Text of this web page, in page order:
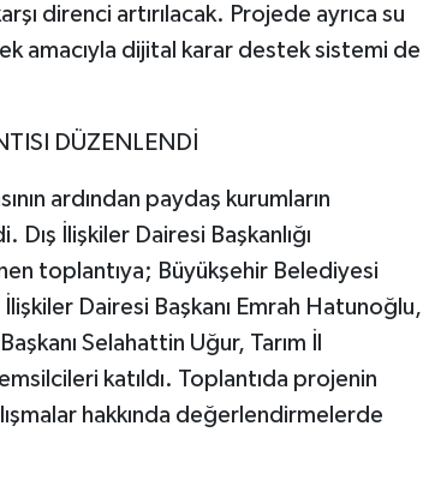
direnci artırılacak. Projede ayrıca su
amacıyla dijital karar destek sistemi de
DÜZENLENDİ
ardından paydaş kurumların
Dış İlişkiler Dairesi Başkanlığı
toplantıya; Büyükşehir Belediyesi
Dairesi Başkanı Emrah Hatunoğlu,
Selahattin Uğur, Tarım İl
katıldı. Toplantıda projenin
hakkında değerlendirmelerde